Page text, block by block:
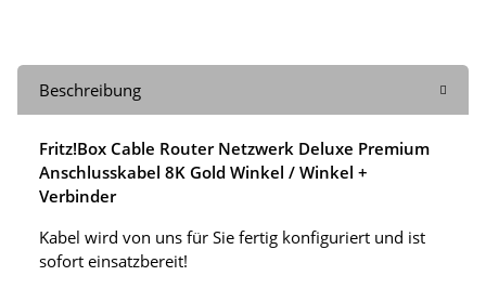
Beschreibung
Fritz!Box Cable Router Netzwerk Deluxe Premium
Anschlusskabel 8K Gold Winkel / Winkel +
Verbinder
Kabel wird von uns für Sie fertig konfiguriert und ist
sofort einsatzbereit!